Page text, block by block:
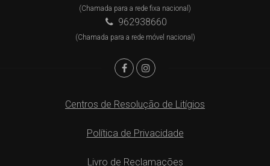
(Chamada para a rede fixa nacional)
962938660
(Chamada para a rede móvel nacional)
Centros de Resolução de Litígios
Política de Privacidade
Livro de Reclamações